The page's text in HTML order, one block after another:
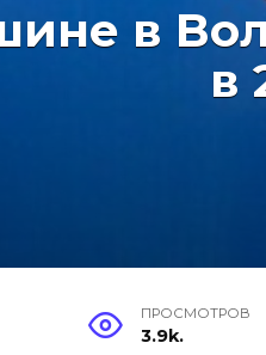
в
в
ПРОСМОТРОВ
3.9k.